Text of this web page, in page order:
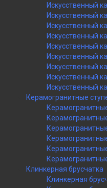
Искусственный
Искусственный
Искусственный
Искусственный
Искусственный
Искусственный
Искусственный
Искусственный
Искусственный
Керамогранитные
Клинкерная брусчатка
Клинкерная